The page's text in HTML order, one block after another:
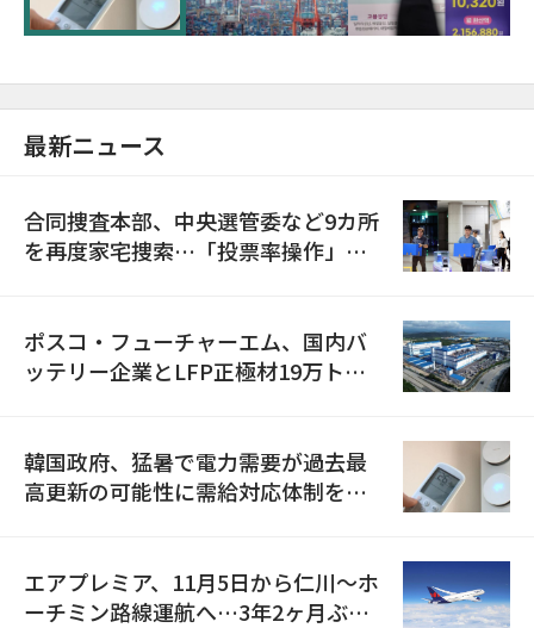
最新ニュース
合同捜査本部、中央選管委など9カ所
を再度家宅捜索…「投票率操作」の
ポスコ・フューチャーエム、国内バ
ッテリー企業とLFP正極材19万トン
韓国政府、猛暑で電力需要が過去最
高更新の可能性に需給対応体制を点
エアプレミア、11月5日から仁川〜ホ
ーチミン路線運航へ…3年2ヶ月ぶり